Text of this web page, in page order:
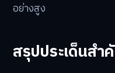
อย่างสูง
สรุปประเด็นสำ